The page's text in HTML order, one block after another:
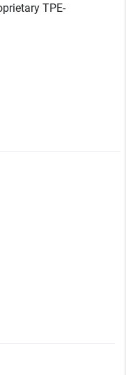
TPE-